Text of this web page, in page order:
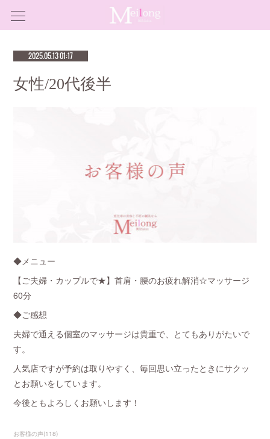
2025.05.13 01:17
女性/20代後半
◆メニュー
【ご夫婦・カップルで★】首肩・腰のお疲れ解消☆マッサージ
60分
◆ご感想
夫婦で通える個室のマッサージは貴重で、とてもありがたいで
す。
人気店ですが予約は取りやすく、毎回思い立ったときにサクッ
とお願いをしています。
今後ともよろしくお願いします！
お客様の声(118)